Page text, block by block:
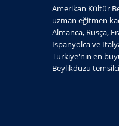
Amerikan Kültür
uzman eğitmen
Almanca, Rusça,
İspanyolca ve
Türkiye'nin en
Beylikdüzü